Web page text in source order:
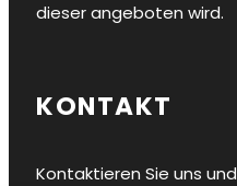
dieser angeboten wird.
KONTAKT
Kontaktieren Sie uns